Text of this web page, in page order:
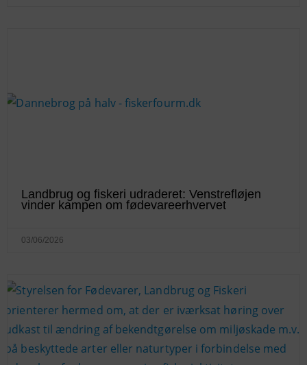
Landbrug og fiskeri udraderet: Venstrefløjen
vinder kampen om fødevareerhvervet
03/06/2026